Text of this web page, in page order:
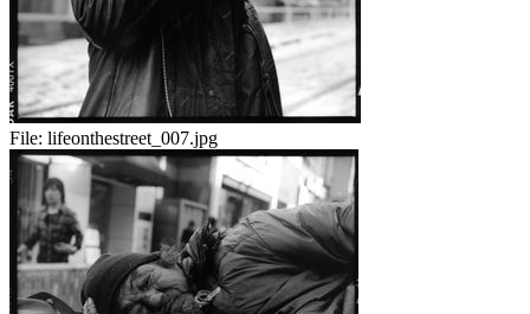
File: lifeonthestreet_007.jpg